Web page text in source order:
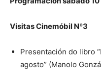
Visitas Cinemóbil Nº3
Presentación do libro
agosto” (Manolo